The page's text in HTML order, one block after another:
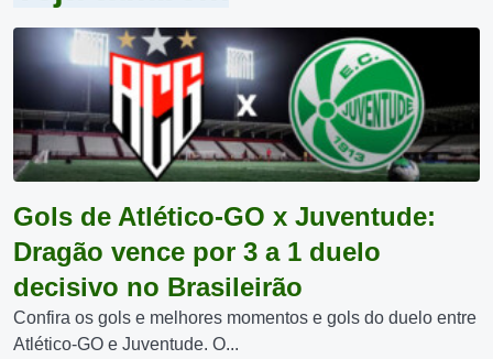
Gols de Atlético-GO x Juventude:
Dragão vence por 3 a 1 duelo
decisivo no Brasileirão
Confira os gols e melhores momentos e gols do duelo entre
Atlético-GO e Juventude. O...